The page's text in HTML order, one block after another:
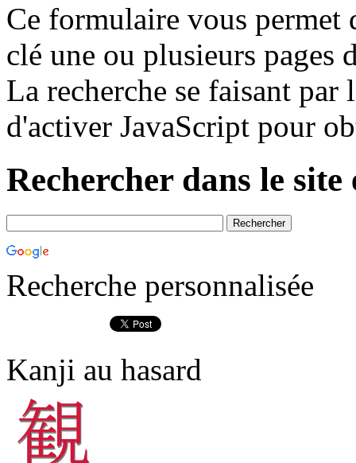
Ce formulaire vous permet
clé une ou plusieurs
La recherche se faisant
d'activer JavaScript pour
Rechercher dans le site
Recherche personnalisée
Kanji au hasard